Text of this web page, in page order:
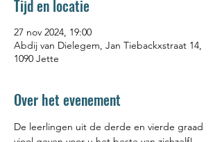
Tijd en locatie
27 nov 2024, 19:00
Abdij van Dielegem, Jan Tiebackxstraat 14,
1090 Jette
Over het evenement
De leerlingen uit de derde en vierde graad